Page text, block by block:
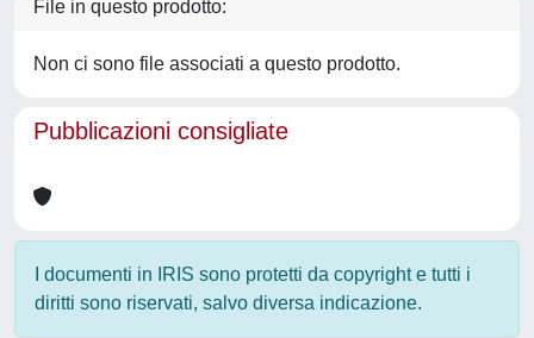
File in questo prodotto:
Non ci sono file associati a questo prodotto.
Pubblicazioni consigliate
I documenti in IRIS sono protetti da copyright e tutti i
diritti sono riservati, salvo diversa indicazione.